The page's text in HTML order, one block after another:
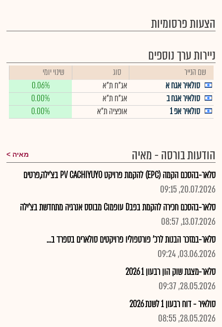
הצעות פרסומיות
ניירות ערך נוספים
שם הנייר סוג
שינוי יומי
סולאיר אגח א
אג"ח ת"א
0.06%
סולאיר אגח ב
אג"ח ת"א
0.00%
סולאיר אפ 1
אופציה ת"א 0.00%
הודעות בורסה - מאיה מאיה
סלאר-בהסכם הקמה (EPC) להקמת פרויקט PV CACHIYUYO בצ'ילה,פרטים
20.07.2026, 09:15
סלאר-בהסכם חכירה להקמת בפבD עופמוC מבוסס אנרגיה מתחדשת בצ'ילה
13.07.2026, 08:57
סלאר-במזכר הבנות לרכ' פורטפוליו פרויקטים סולארים בספרד ב...
03.06.2026, 09:24
סלאר-מצגת שוק הון רבעון 1 2026
28.05.2026, 09:37
סולאיר - דוח רבעון 1 לשנת 2026
28.05.2026, 08:55